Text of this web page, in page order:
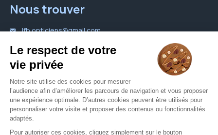
Votre opticien proche de vous
Nous trouver
lfb.opticiens@gmail.com
Nous contacter